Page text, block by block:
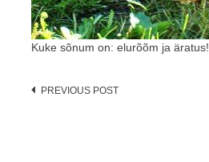
Kuke sõnum on: elurõõm ja äratus!
Post
PREVIOUS POST